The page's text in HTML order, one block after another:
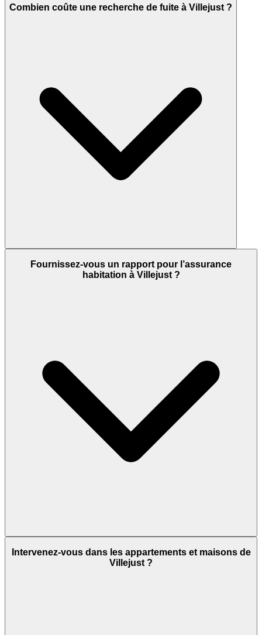
Combien coûte une recherche de fuite à Villejust ?
Fournissez-vous un rapport pour l’assurance
habitation à Villejust ?
Intervenez-vous dans les appartements et maisons de
Villejust ?